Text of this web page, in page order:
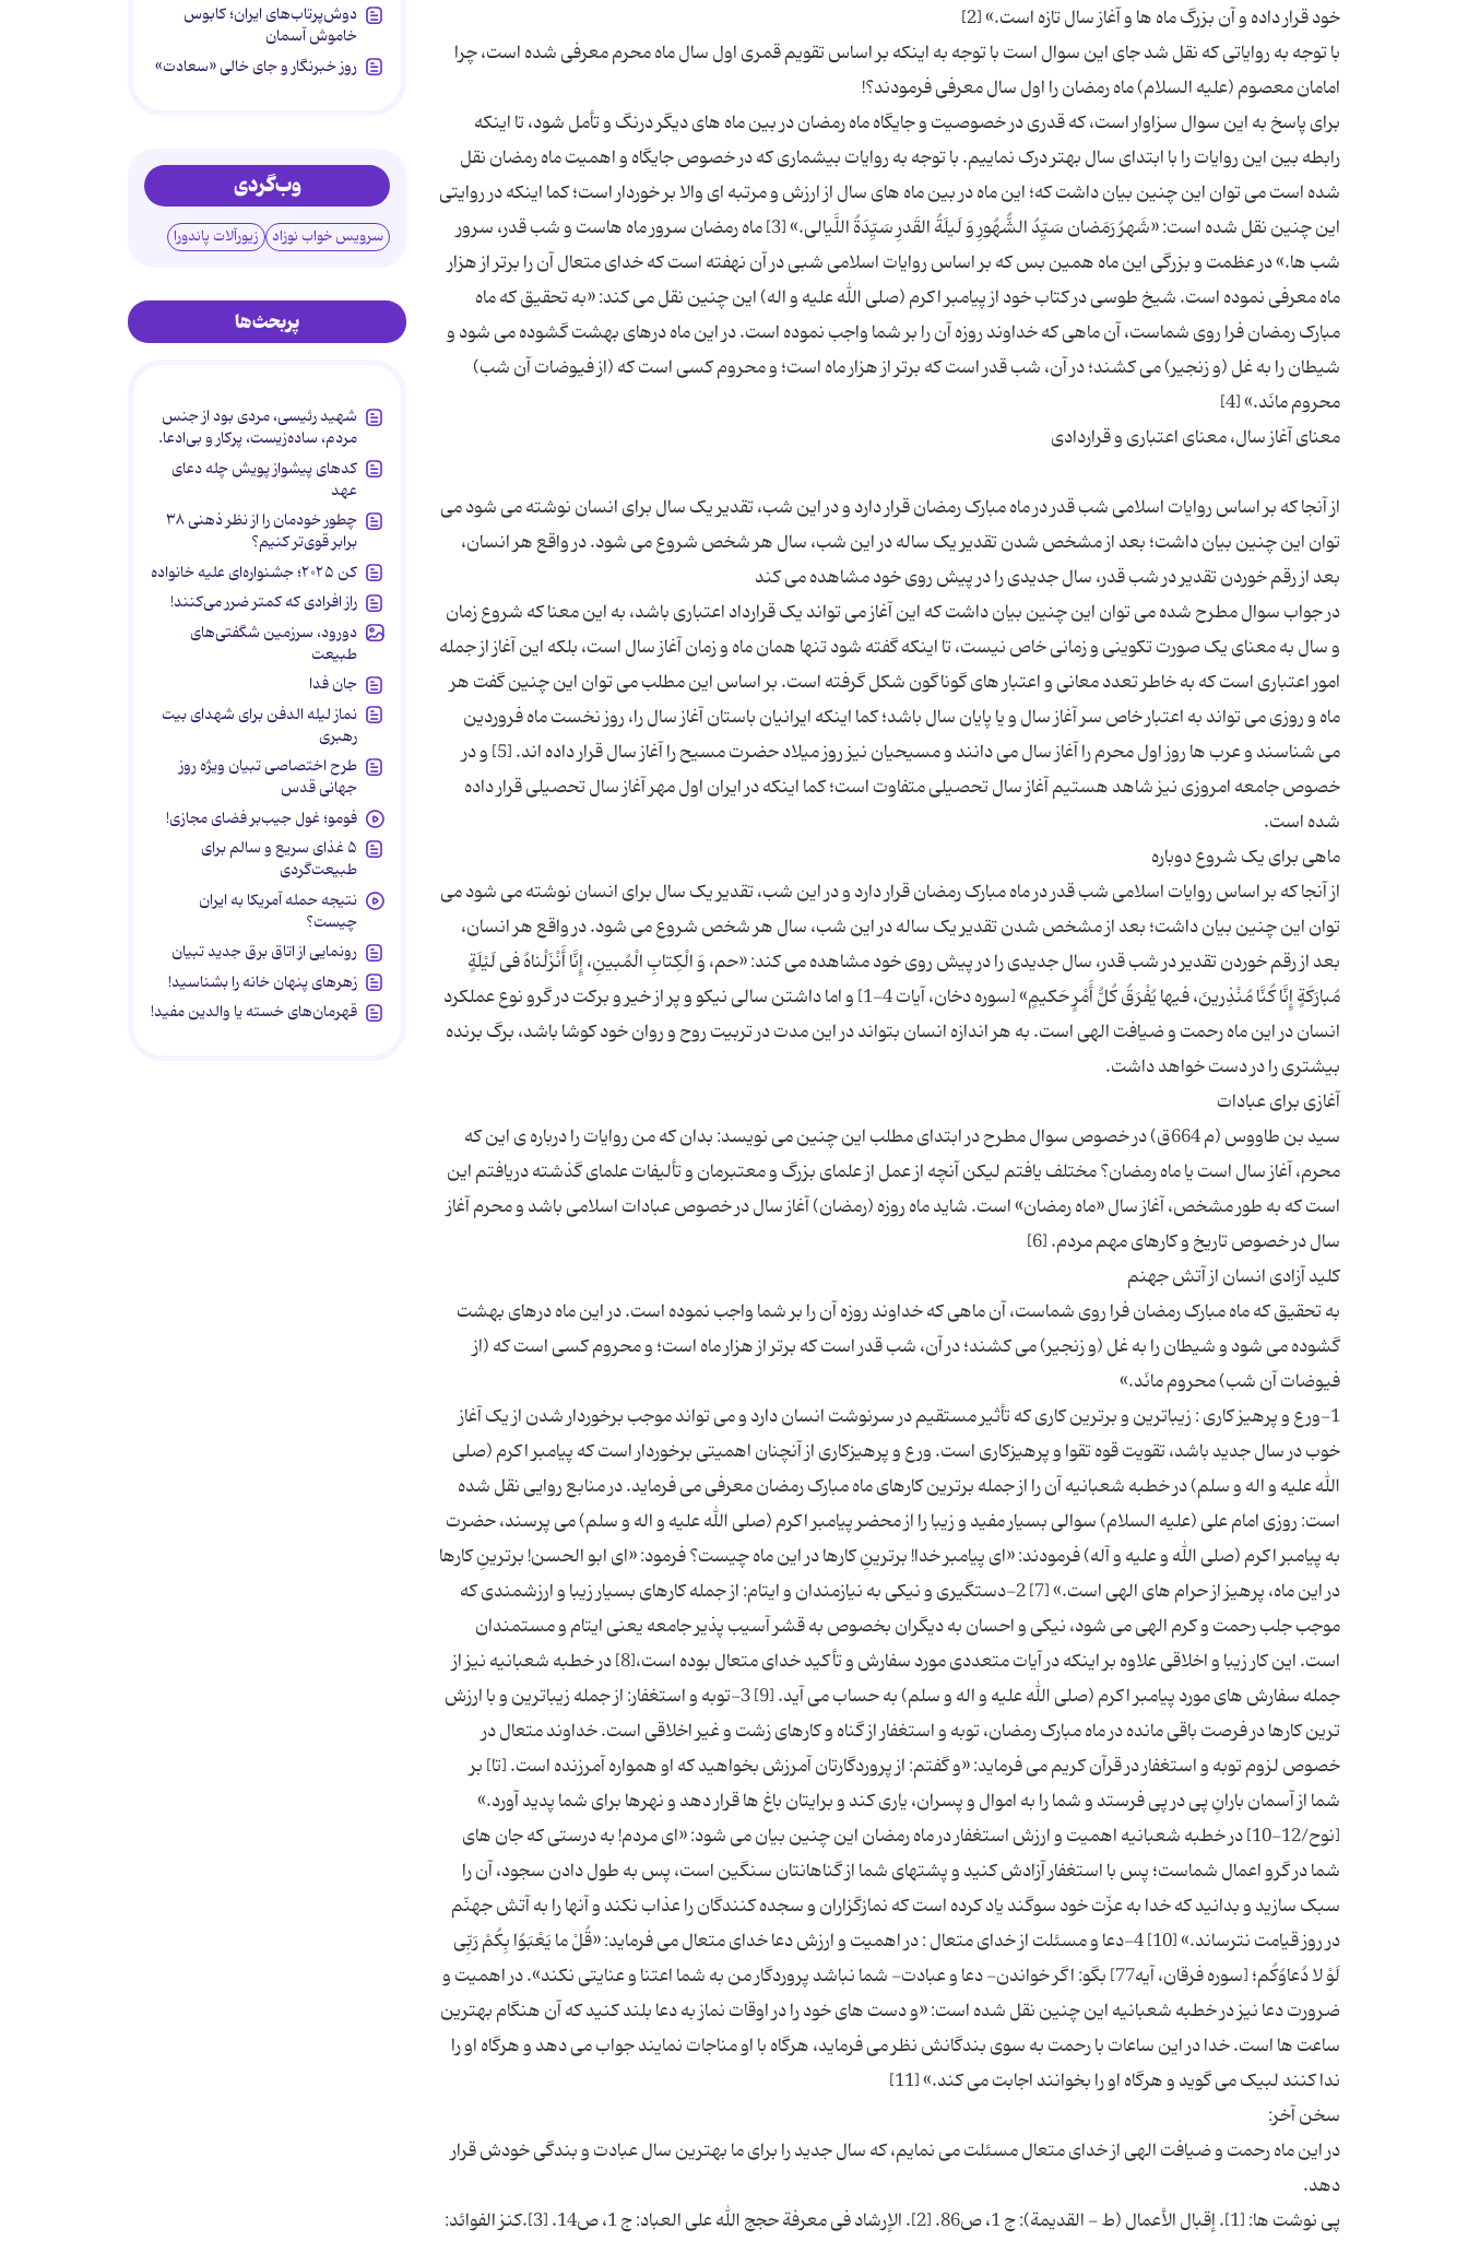
با توجه به روایاتی که نقل شد جای این سوال است با توجه به اینکه بر اساس تقویم قمری اول سال ماه محرم معرفی شده است، چرا
برای پاسخ به این سوال سزاوار است، که قدری در خصوصیت و جایگاه ماه رمضان در بین ماه های دیگر درنگ و تأمل شود، تا اینکه
رابطه بین این روایات را با ابتدای سال بهتر درک نماییم. با توجه به روایات بیشماری که در خصوص جایگاه و اهمیت ماه رمضان نقل
شده است می توان این چنین بیان داشت که؛ این ماه در بین ماه های سال از ارزش و مرتبه ای والا بر خوردار است؛ کما اینکه در روایتی
این چنین نقل شده است: «شَهرُ رَمَضان سَیِّدُ الشُّهُورِ وَ لَیلَةُ القَدرِ سَیِّدَةُ اللَّیالى.» [3] ماه رمضان سرور ماه هاست و شب قدر، سرور
شب ها.» در عظمت و بزرگی این ماه همین بس که بر اساس روایات اسلامی شبی در آن نهفته است که خدای متعال آن را برتر از هزار
ماه معرفی نموده است. شیخ طوسی در کتاب خود از پیامبر اکرم (صلی الله علیه و اله) این چنین نقل می کند: «به تحقیق که ماه
مبارک رمضان فرا روی شماست، آن ماهی که خداوند روزه آن را بر شما واجب نموده است. در این ماه درهای بهشت گشوده می شود و
شیطان را به غل (و زنجیر) می کشند؛ در آن، شب قدر است که برتر از هزار ماه است؛ و محروم کسی است که (از فیوضات آن شب)
از آنجا که بر اساس روایات اسلامی شب قدر در ماه مبارک رمضان قرار دارد و در این شب، تقدیر یک سال برای انسان نوشته می شود می
توان این چنین بیان داشت؛ بعد از مشخص شدن تقدیر یک ساله در این شب، سال هر شخص شروع می شود. در واقع هر انسان،
در جواب سوال مطرح شده می توان این چنین بیان داشت که این آغاز می تواند یک قرارداد اعتباری باشد، به این معنا که شروع زمان
و سال به معنای یک صورت تکوینی و زمانی خاص نیست، تا اینکه گفته شود تنها همان ماه و زمان آغاز سال است، بلکه این آغاز از جمله
امور اعتباری است که به خاطر تعدد معانی و اعتبار های گوناگون شکل گرفته است. بر اساس این مطلب می توان این چنین گفت هر
ماه و روزی می تواند به اعتبار خاص سر آغاز سال و یا پایان سال باشد؛ کما اینکه ایرانیان باستان آغاز سال را، روز نخست ماه فروردین
می شناسند و عرب ها روز اول محرم را آغاز سال می دانند و مسیحیان نیز روز میلاد حضرت مسیح را آغاز سال قرار داده اند. [5] و در
خصوص جامعه امروزی نیز شاهد هستیم آغاز سال تحصیلی متفاوت است؛ کما اینکه در ایران اول مهر آغاز سال تحصیلی قرار داده
از آنجا که بر اساس روایات اسلامی شب قدر در ماه مبارک رمضان قرار دارد و در این شب، تقدیر یک سال برای انسان نوشته می شود می
توان این چنین بیان داشت؛ بعد از مشخص شدن تقدیر یک ساله در این شب، سال هر شخص شروع می شود. در واقع هر انسان،
بعد از رقم خوردن تقدیر در شب قدر، سال جدیدی را در پیش روی خود مشاهده می کند: «حم، وَ الْكِتابِ الْمُبینِ، إِنَّا أَنْزَلْناهُ فی لَیْلَةٍ
مُبارَكَةٍ إِنَّا كُنَّا مُنْذِرینَ، فیها یُفْرَقُ كُلُّ أَمْرٍ حَكیمٍ» [سوره دخان، آیات 4-1] و اما داشتن سالی نیکو و پر از خیر و برکت در گرو نوع عملکرد
انسان در این ماه رحمت و ضیافت الهی است. به هر اندازه انسان بتواند در این مدت در تربیت روح و روان خود کوشا باشد، برگ برنده
سید بن طاووس (م 664ق) در خصوص سوال مطرح در ابتدای مطلب این چنین می نویسد: بدان که من روایات را درباره ی این که
محرم، آغاز سال است یا ماه رمضان؟ مختلف یافتم لیکن آنچه از عمل از علمای بزرگ و معتبرمان و تألیفات علمای گذشته دریافتم این
است که به طور مشخص، آغاز سال «ماه رمضان» است. شاید ماه روزه (رمضان) آغاز سال در خصوص عبادات اسلامی باشد و محرم آغاز
به تحقیق که ماه مبارک رمضان فرا روی شماست، آن ماهی که خداوند روزه آن را بر شما واجب نموده است. در این ماه درهای بهشت
گشوده می شود و شیطان را به غل (و زنجیر) می کشند؛ در آن، شب قدر است که برتر از هزار ماه است؛ و محروم کسی است که (از
1-ورع و پرهیز کاری : زیباترین و برترین کاری که تأثیر مستقیم در سرنوشت انسان دارد و می تواند موجب برخوردار شدن از یک آغاز
خوب در سال جدید باشد، تقویت قوه تقوا و پرهیزکاری است. ورع و پرهیزکاری از آنچنان اهمیتی برخوردار است که پیامبر اکرم (صلی
الله علیه و اله و سلم) در خطبه شعبانیه آن را از جمله برترین کارهای ماه مبارک رمضان معرفی می فرماید. در منابع روایی نقل شده
است: روزی امام علی (علیه السلام) سوالی بسیار مفید و زیبا را از محضر پیامبر اکرم (صلی الله علیه و اله و سلم) می پرسند، حضرت
به پیامبر اکرم (صلی الله و علیه و آله) فرمودند: «اى پیامبر خدا! برترینِ کارها در این ماه چیست؟ فرمود: «اى ابو الحسن! برترینِ کارها
در این ماه، پرهیز از حرام هاى الهى است.» [7] 2-دستگیری و نیکی به نیازمندان و ایتام: از جمله کارهای بسیار زیبا و ارزشمندی که
موجب جلب رحمت و کرم الهی می شود، نیکی و احسان به دیگران بخصوص به قشر آسیب پذیر جامعه یعنی ایتام و مستمندان
است. این کار زیبا و اخلاقی علاوه بر اینکه در آیات متعددی مورد سفارش و تأکید خدای متعال بوده است،[8] در خطبه شعبانیه نیز از
جمله سفارش های مورد پیامبر اکرم (صلی الله علیه و اله و سلم) به حساب می آید. [9] 3-توبه و استغفار: از جمله زیباترین و با ارزش
ترین کارها در فرصت باقی مانده در ماه مبارک رمضان، توبه و استغفار از گناه و کارهای زشت و غیر اخلاقی است. خداوند متعال در
خصوص لزوم توبه و استغفار در قرآن کریم می فرماید: «و گفتم: از پروردگارتان آمرزش بخواهید كه او همواره آمرزنده است. [تا] بر
شما از آسمان بارانِ پى در پى فرستد و شما را به اموال و پسران، یارى كند و برایتان باغ ها قرار دهد و نهرها براى شما پدید آورد.»
[نوح/12-10] در خطبه شعبانیه اهمیت و ارزش استغفار در ماه رمضان این چنین بیان می شود: «ای مردم! به درستی که جان های
شما در گرو اعمال شماست؛ پس با استغفار آزادش کنید و پشتهای شما از گناهانتان سنگین است، پس به طول دادن سجود، آن را
سبک سازید و بدانید که خدا به عزّت خود سوگند یاد کرده است که نمازگزاران و سجده کنندگان را عذاب نکند و آنها را به آتش جهنّم
در روز قیامت نترساند.» [10] 4-دعا و مسئلت از خدای متعال : در اهمیت و ارزش دعا خدای متعال می فرماید: «قُلْ ما یَعْبَوُا بِكُمْ رَبِّی
لَوْ لا دُعاوُكُم؛ [سوره فرقان، آیه77] بگو: اگر خواندن- دعا و عبادت- شما نباشد پروردگار من به شما اعتنا و عنایتى نكند». در اهمیت و
ضرورت دعا نیز در خطبه شعبانیه این چنین نقل شده است: «و دست های خود را در اوقات نماز به دعا بلند کنید که آن هنگام بهترین
ساعت ها است. خدا در این ساعات با رحمت به سوی بندگانش نظر می فرماید، هرگاه با او مناجات نمایند جواب می دهد و هرگاه او را
در این ماه رحمت و ضیافت الهی از خدای متعال مسئلت می نمایم، که سال جدید را برای ما بهترین سال عبادت و بندگی خودش قرار
پی نوشت ها: [1]. إقبال الأعمال (ط - القدیمة): ج 1، ص86. [2]. الإرشاد فی معرفة حجج الله على العباد: ج 1، ص14. [3].كنز الفوائد:
دوش‌پرتاب‌های ایران؛ کابوس
خاموش آسمان
روز خبرنگار و جای خالی «سعادت»
وب‌گردی
سرویس خواب نوزاد زیورآلات پاندورا
پربحث‌ها
شهید رئیسی، مردی بود از جنس
مردم، ساده‌زیست، پرکار و بی‌ادعا.
کدهای پیشواز پویش چله دعای
عهد
چطور خودمان را از نظر ذهنی ۳۸
برابر قوی‌تر کنیم؟
کن ۲۰۲۵؛ جشنواره‌ای علیه خانواده
راز افرادی که کمتر ضرر می‌کنند!
دورود، سرزمین شگفتی‌های
طبیعت
جان فدا
نماز لیله الدفن برای شهدای بیت
رهبری
طرح اختصاصی تبیان ویژه روز
جهانی قدس
فومو؛ غول جیب‌بر فضای مجازی!
۵ غذای سریع و سالم برای
طبیعت‌گردی
نتیجه حمله آمریکا به ایران
چیست؟
رونمایی از اتاق برق جدید تبیان
زهرهای پنهان خانه را بشناسید!
قهرمان‌های خسته یا والدین مفید!